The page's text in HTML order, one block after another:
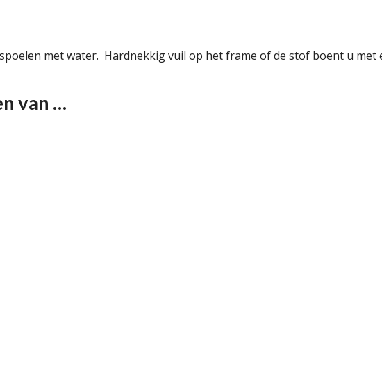
met water. Hardnekkig vuil op het frame of de stof boent u met
van …